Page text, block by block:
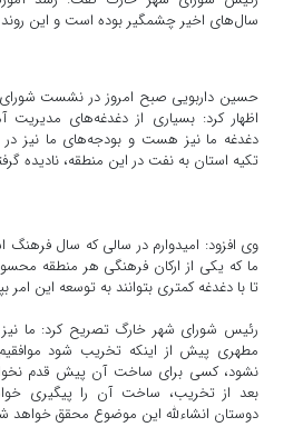
سال‌های اخیر چشمگیر بوده است و این روند
حسین داربویی صبح امروز در نشست
اظهار کرد: بسیاری از دغدغه‌های
دغدغه ما نیز هست و بودجه‌های ما نیز
تکیه استان به نفت در این منطقه، نادیده
وی افزود: امیدوارم در سالی که سال
ما که یکی از ارکان فرهنگی هر منطقه
تا با دغدغه کمتری بتوانند به توسعه این امر
رئیس شورای شهر خارگ تصریح کرد: ما
مطهری پیش از اینکه تخریب شود
نشود، کسی برای ساخت آن پیش قدم
بعد از تخریب، ساخت آن را پیگیری
دوستان انشاءلله این موضوع محقق خواهد